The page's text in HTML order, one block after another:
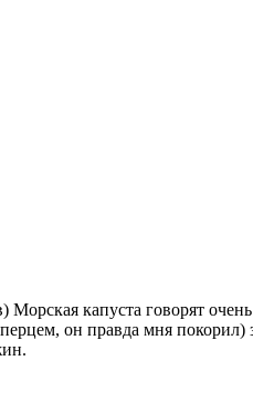
капуста говорят
он правда мня покорил)